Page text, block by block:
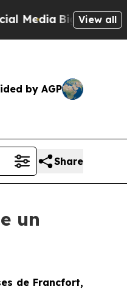
Big Food vs. The
View all
by AGP
Share
un
de Francfort,